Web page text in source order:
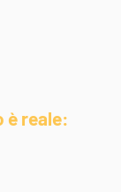
è reale: